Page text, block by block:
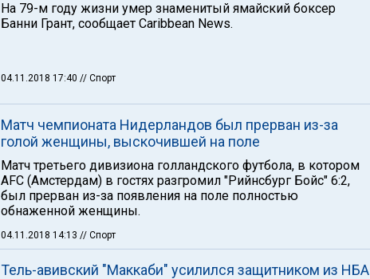
На 79-м году жизни умер знаменитый ямайский боксер
Банни Грант, сообщает Caribbean News.
04.11.2018 17:40 // Спорт
Матч чемпионата Нидерландов был прерван из-за
голой женщины, выскочившей на поле
Матч третьего дивизиона голландского футбола, в котором
AFC (Амстердам) в гостях разгромил "Рийнсбург Бойс" 6:2,
был прерван из-за появления на поле полностью
обнаженной женщины.
04.11.2018 14:13 // Спорт
Тель-авивский "Маккаби" усилился защитником из НБА